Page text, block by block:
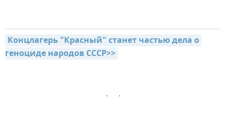
Концлагерь "Красный" станет частью дела о
геноциде народов СССР>>